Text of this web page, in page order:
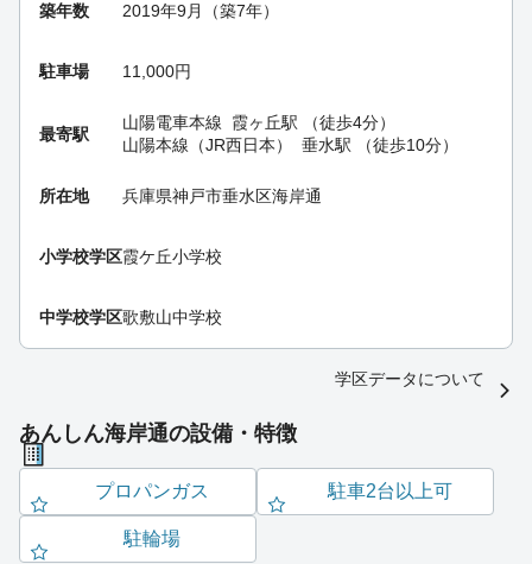
築年数 2019年9月（築7年）
駐車場 11,000円
最寄駅
山陽電車本線 霞ヶ丘駅 （徒歩4分）
山陽本線（JR西日本）
垂水駅 （徒歩10分）
所在地 兵庫県神戸市垂水区海岸通
小学校学区霞ケ丘小学校
中学校学区歌敷山中学校
学区データについて
あんしん海岸通の設備・特徴
プロパンガス 駐車2台以上可
駐輪場